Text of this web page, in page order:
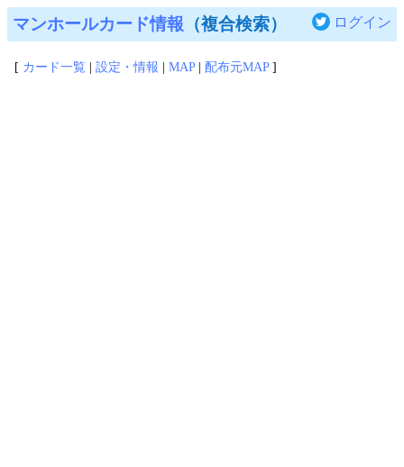
マンホールカード情報 （複合検索） ログイン
[ カード一覧 設定・情報 MAP| 配布元MAP]